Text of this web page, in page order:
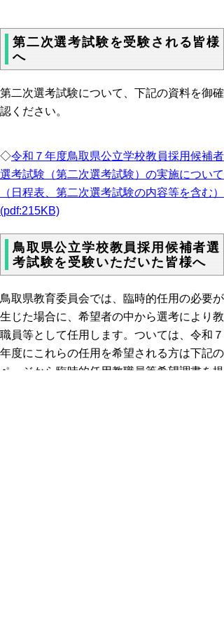
第二次選考試験を受験される皆様
へ
第二次選考試験について、下記の資料を御確
認ください。
◇令和７年度鳥取県公立学校教員採用候補者
選考試験（第二次選考試験）の実施について
（日程表、第二次選考試験の内容等を含む）
(pdf:215KB)
鳥取県公立学校教員採用候補者選
考試験を受験いただいた皆様へ
鳥取県教育委員会では、臨時的任用の必要が
生じた場合に、希望者の中から選考により教
職員等として任用します。ついては、令和７
年度にこれらの任用を希望される方は下記の
ページから臨時的任用教職員等希望調書を提